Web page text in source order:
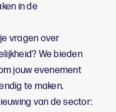
in de
vragen over
We bieden
jouw evenement
te maken.
van de sector: